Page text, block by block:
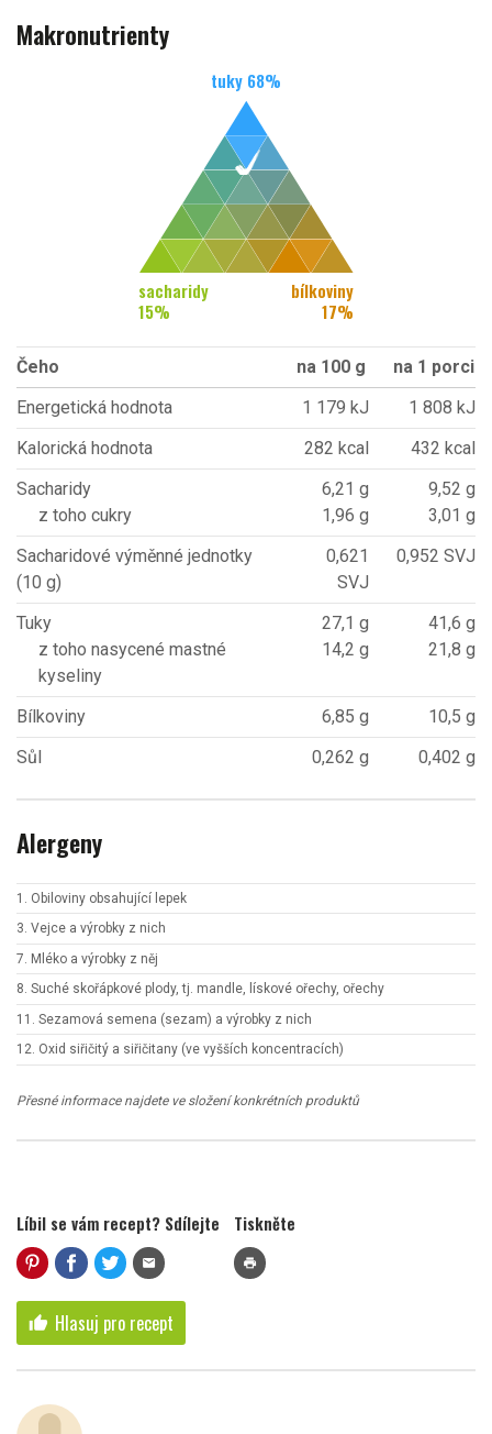
Makronutrienty
tuky 68%
sacharidy
15%
bílkoviny
17%
Čeho na 100 g
na 1 porci
Energetická hodnota
1 179 kJ
1 808 kJ
Kalorická hodnota
282 kcal
432 kcal
Sacharidy
z toho cukry
6,21 g
1,96 g
9,52 g
3,01 g
Sacharidové výměnné jednotky
(10 g)
0,621
SVJ
0,952 SVJ
Tuky
z toho nasycené mastné
kyseliny
27,1 g
14,2 g
41,6 g
21,8 g
Bílkoviny 6,85 g
10,5 g
Sůl
0,262 g 0,402 g
Alergeny
1. Obiloviny obsahující lepek
3. Vejce a výrobky z nich
7. Mléko a výrobky z něj
8. Suché skořápkové plody, tj. mandle, lískové ořechy, ořechy
11. Sezamová semena (sezam) a výrobky z nich
12. Oxid siřičitý a siřičitany (ve vyšších koncentracích)
Přesné informace najdete ve složení konkrétních produktů
Líbil se vám recept? Sdílejte
mail
Tiskněte
print
thumb_up Hlasuj pro recept